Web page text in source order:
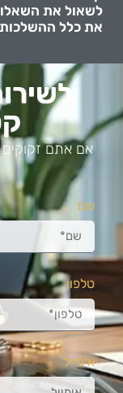
לשאול את
את כלל
אם אתם זקוקים
שם
טלפון
אימייל